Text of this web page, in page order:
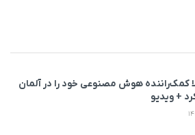
کمک‌راننده هوش مصنوعی خود را در آلمان
+ ویدیو